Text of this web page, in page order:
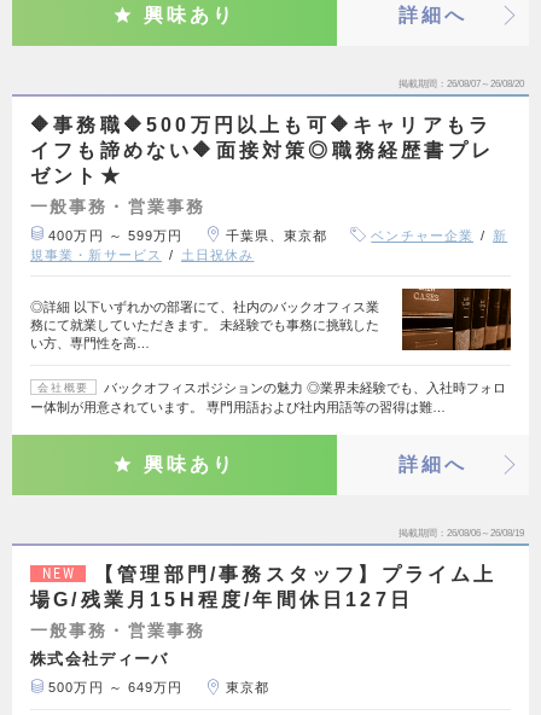
興味あり 詳細へ
掲載期間 26/08/07～26/08/20
🔶事務職🔶500万円以上も可🔶キャリアもラ
イフも諦めない🔶面接対策◎職務経歴書プレ
ゼント★
一般事務・営業事務
400万円 ～ 599万円 千葉県、東京都 ベンチャー企業
新
規事業・新サービス
土日祝休み
◎詳細 以下いずれかの部署にて、社内のバックオフィス業
務にて就業していただきます。 未経験でも事務に挑戦した
い方、専門性を高…
会社概要
バックオフィスポジションの魅力 ◎業界未経験でも、入社時フォロ
ー体制が用意されています。 専門用語および社内用語等の習得は難…
興味あり 詳細へ
掲載期間 26/08/06～26/08/19
NEW
【管理部門/事務スタッフ】プライム上
場G/残業月15H程度/年間休日127日
一般事務・営業事務
株式会社ディーバ
500万円 ～ 649万円 東京都